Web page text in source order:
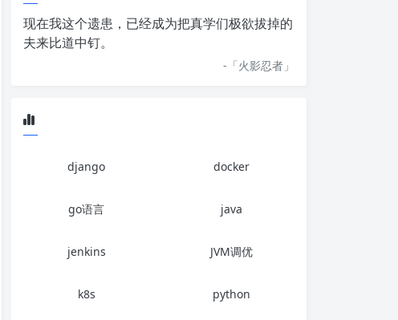
现在我这个遗患，已经成为把真学们极欲拔掉的
夫来比道中钉。
-「火影忍者 」
django docker
go语言 java
jenkins JVM调优
k8s python